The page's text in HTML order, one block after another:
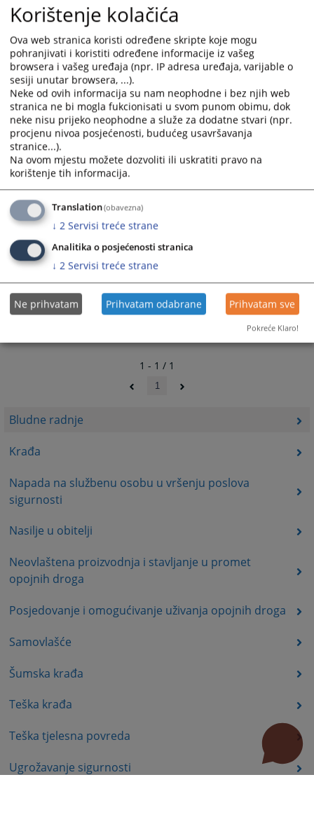
Bludne radnje
Krađa
Napada na službenu osobu u vršenju poslova
sigurnosti
Nasilje u obitelji
Neovlaštena proizvodnja i stavljanje u promet
opojnih droga
Posjedovanje i omogućivanje uživanja opojnih droga
Samovlašće
Šumska krađa
Teška krađa
Teška tjelesna povreda
Ugrožavanje sigurnosti
key
to
get
the
keyboard
shortcuts
for
changing
dates.
key
to
get
the
keyboard
shortcuts
for
changing
dates.
1 - 1 / 1
1
Korištenje kolačića
Ova web stranica koristi određene skripte koje mogu
pohranjivati i koristiti određene informacije iz vašeg
browsera i vašeg uređaja (npr. IP adresa uređaja, varijable o
sesiji unutar browsera, ...).
Neke od ovih informacija su nam neophodne i bez njih web
stranica ne bi mogla fukcionisati u svom punom obimu, dok
neke nisu prijeko neophodne a služe za dodatne stvari (npr.
procjenu nivoa posjećenosti, budućeg usavršavanja
stranice...).
Na ovom mjestu možete dozvoliti ili uskratiti pravo na
korištenje tih informacija.
Translation(obavezna)
↓ 2 Servisi treće strane
Analitika o posjećenosti stranica
↓ 2 Servisi treće strane
Ne prihvatam Prihvatam odabrane Prihvatam sve
Pokreće Klaro!